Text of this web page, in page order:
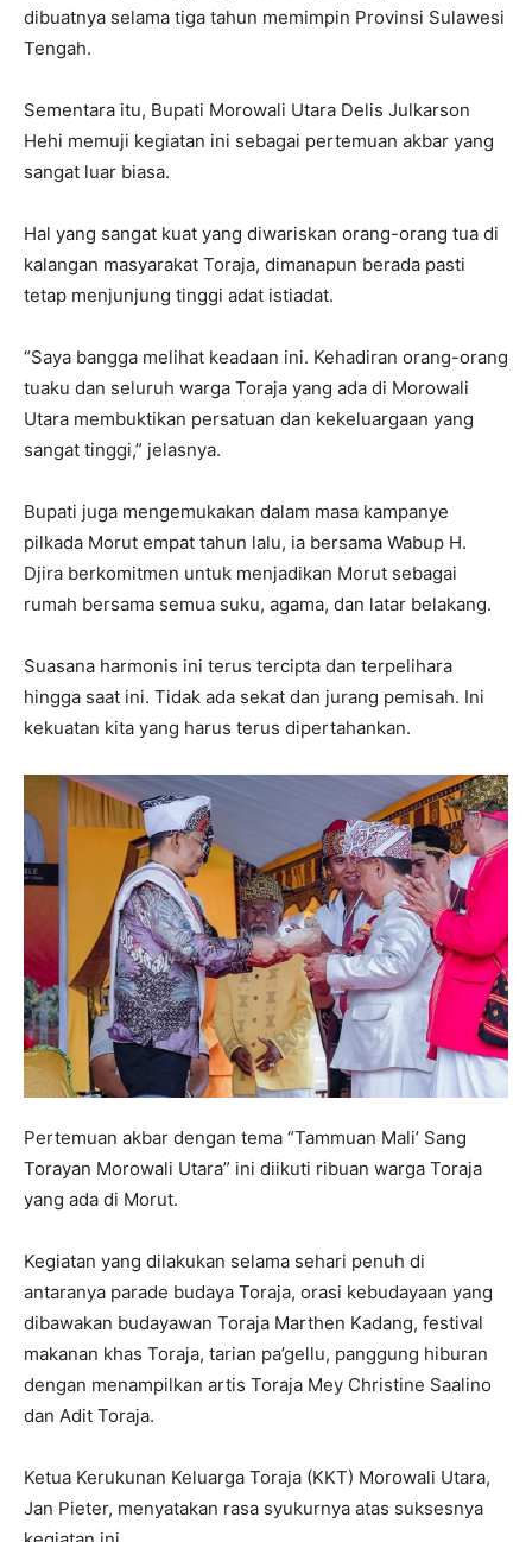
dibuatnya selama tiga tahun memimpin Provinsi Sulawesi
Tengah.
Sementara itu, Bupati Morowali Utara Delis Julkarson
Hehi memuji kegiatan ini sebagai pertemuan akbar yang
sangat luar biasa.
Hal yang sangat kuat yang diwariskan orang-orang tua di
kalangan masyarakat Toraja, dimanapun berada pasti
tetap menjunjung tinggi adat istiadat.
“Saya bangga melihat keadaan ini. Kehadiran orang-orang
tuaku dan seluruh warga Toraja yang ada di Morowali
Utara membuktikan persatuan dan kekeluargaan yang
sangat tinggi,” jelasnya.
Bupati juga mengemukakan dalam masa kampanye
pilkada Morut empat tahun lalu, ia bersama Wabup H.
Djira berkomitmen untuk menjadikan Morut sebagai
rumah bersama semua suku, agama, dan latar belakang.
Suasana harmonis ini terus tercipta dan terpelihara
hingga saat ini. Tidak ada sekat dan jurang pemisah. Ini
kekuatan kita yang harus terus dipertahankan.
Pertemuan akbar dengan tema “Tammuan Mali’ Sang
Torayan Morowali Utara” ini diikuti ribuan warga Toraja
yang ada di Morut.
Kegiatan yang dilakukan selama sehari penuh di
antaranya parade budaya Toraja, orasi kebudayaan yang
dibawakan budayawan Toraja Marthen Kadang, festival
makanan khas Toraja, tarian pa’gellu, panggung hiburan
dengan menampilkan artis Toraja Mey Christine Saalino
dan Adit Toraja.
Ketua Kerukunan Keluarga Toraja (KKT) Morowali Utara,
Jan Pieter, menyatakan rasa syukurnya atas suksesnya